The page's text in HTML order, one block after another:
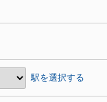
駅を選択する